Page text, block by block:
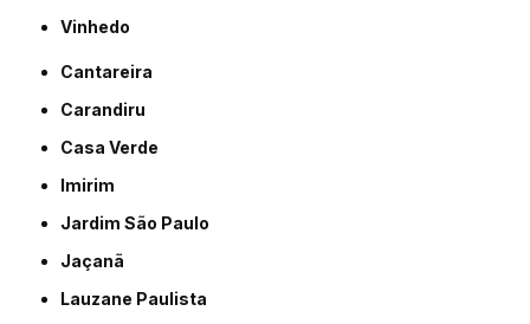
Vinhedo
Cantareira
Carandiru
Casa Verde
Imirim
Jardim São Paulo
Jaçanã
Lauzane Paulista